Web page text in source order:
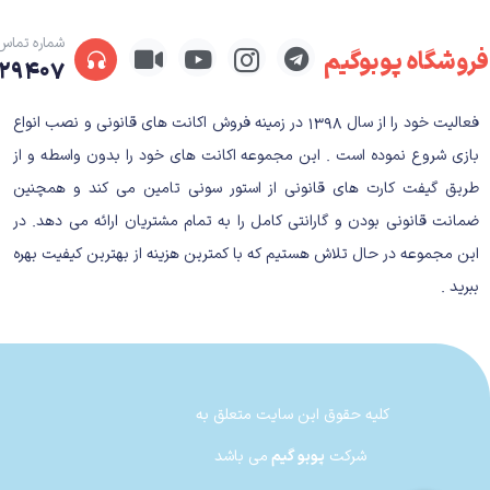
Unravel (2016): این بازی با استقبال بسیار
جلب کرد.
نیز با استقبال خوبی روبرو شد و تجربه‌ی جدیدی از
ویژگی‌های متمایز Coldwood Interactive
تمرکز بر روی داستان‌سرایی احساسی : یکی از نقاط
طراحی بصری زیبا: بازی‌های Coldwood Interactive با محیط‌های طبیعی زیبا و طراحی‌های بصری منحصر به‌فرد شناخته می‌شوند.
برای انتشار بازی‌های Unravel و Unravel 2، Coldwood Interactive با
این همکاری به استودیو Coldwood Interactive کمک کرد تا بازی‌های خود را به مخاطبان بیشتری معرفی کند و موفقیت بیشتری کسب کند.
فروشگاه پوبوگیم
شماره
فعالیت خود را از سال ۱۳۹۸ در زمینه فروش اکانت های قانونی و نصب انواع
بازی شروع نموده است . این مجموعه اکانت های خود را بدون واسطه و از
طریق گیفت کارت های قانونی از استور سونی تامین می کند و همچنین
ضمانت قانونی بودن و گارانتی کامل را به تمام مشتریان ارائه می دهد. در
این مجموعه در حال تلاش هستیم که با کمترین هزینه از بهترین کیفیت بهره
ببرید .
کلیه حقوق این سایت متعلق به
شرکت پوبو گیممی باشد